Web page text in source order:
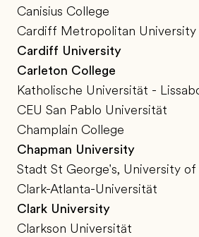
Canisius College
Cardiff Metropolitan University
Cardiff University
Carleton College
Katholische Universität -
CEU San Pablo Universität
Champlain College
Chapman University
Stadt St George's, University of
Clark-Atlanta-Universität
Clark University
Clarkson Universität